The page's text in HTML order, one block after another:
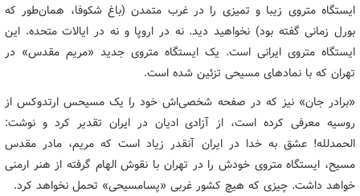
ایستگاه متروی زیبا و تمیزی را در غرب متمدن (باغ شکوفا، همان‌طور که
بورل زمانی گفته بود) نخواهید دید. نه در اروپا و نه در ایالات متحده. این
ایستگاه متروی ایرانی است. یک ایستگاه متروی جدید «مریم مقدس» در
تهران که با نمادهای مسیحی تزئین شده است.
«برادر جان» نیز که در صفحه شخصی‌اش خود را یک مسیحس ارتدوکس از
روسیه معرفی کرده است، از آزادی ادیان در ایران تقدیر کرد و نوشت:
الحمدلله! عشق به خدا در ایران آنقدر زیاد است که مریم، مادر مقدس
مسیح، ایستگاه متروی خودش را در تهران با نقوش الهام گرفته از هنر ارمنی
خواهد داشت. چیزی که هیچ کشور غربی «پسامسیحی» تحمل نخواهد کرد.